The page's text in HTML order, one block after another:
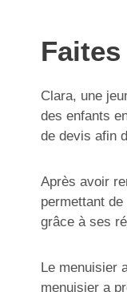
Clara, une
des enfants
de devis afin
Après avoir
permettant
grâce à ses
Le menuisier
menuisier a